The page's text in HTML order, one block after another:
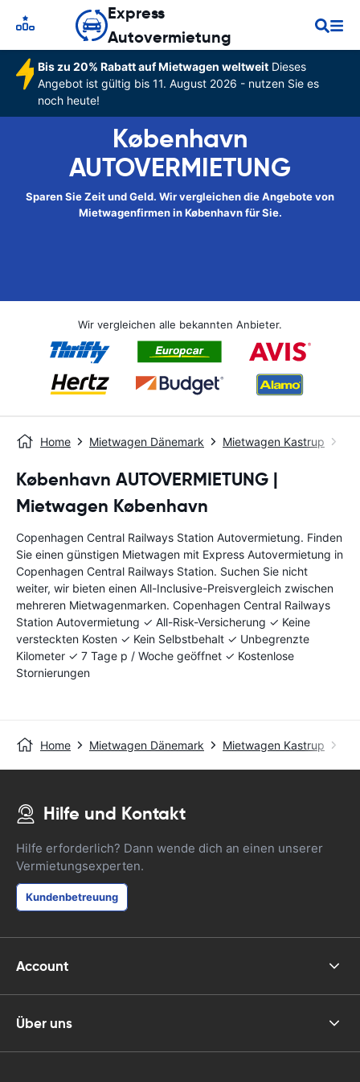
Express
Autovermietung
Bis zu 20% Rabatt auf Mietwagen weltweitDieses
Angebot ist gültig bis 11. August 2026 - nutzen Sie es
noch heute!
København
AUTOVERMIETUNG
Sparen Sie Zeit und Geld. Wir vergleichen die Angebote von
Mietwagenfirmen in København für Sie.
Wir vergleichen alle bekannten Anbieter.
Home Mietwagen Dänemark Mietwagen Kastrup
København AUTOVERMIETUNG |
Mietwagen København
Copenhagen Central Railways Station Autovermietung. Finden
Sie einen günstigen Mietwagen mit Express Autovermietung in
Copenhagen Central Railways Station. Suchen Sie nicht
weiter, wir bieten einen All-Inclusive-Preisvergleich zwischen
mehreren Mietwagenmarken. Copenhagen Central Railways
Station Autovermietung ✓ All-Risk-Versicherung ✓ Keine
versteckten Kosten ✓ Kein Selbstbehalt ✓ Unbegrenzte
Kilometer ✓ 7 Tage p / Woche geöffnet ✓ Kostenlose
Stornierungen
Home Mietwagen Dänemark Mietwagen Kastrup
Hilfe und Kontakt
Hilfe erforderlich? Dann wende dich an einen unserer
Vermietungsexperten.
Kundenbetreuung
Account
Über uns